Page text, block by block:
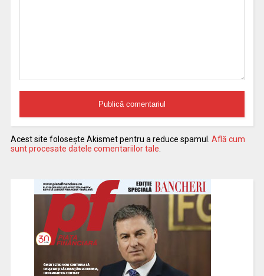
Acest site folosește Akismet pentru a reduce spamul. Află cum
sunt procesate datele comentariilor tale